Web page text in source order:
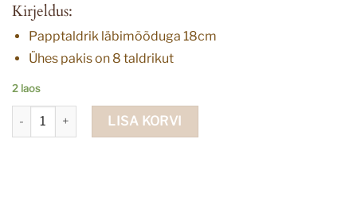
oli:
1,82 €.0,73 €.
Kirjeldus:
Papptaldrik läbimõõduga 18cm
Ühes pakis on 8 taldrikut
2 laos
Joogitopsid ruudulised kogus
LISA KORVI